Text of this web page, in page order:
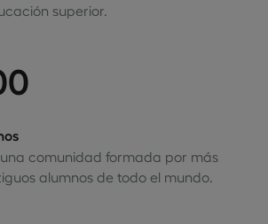
superior.
comunidad formada por más
alumnos de todo el mundo.